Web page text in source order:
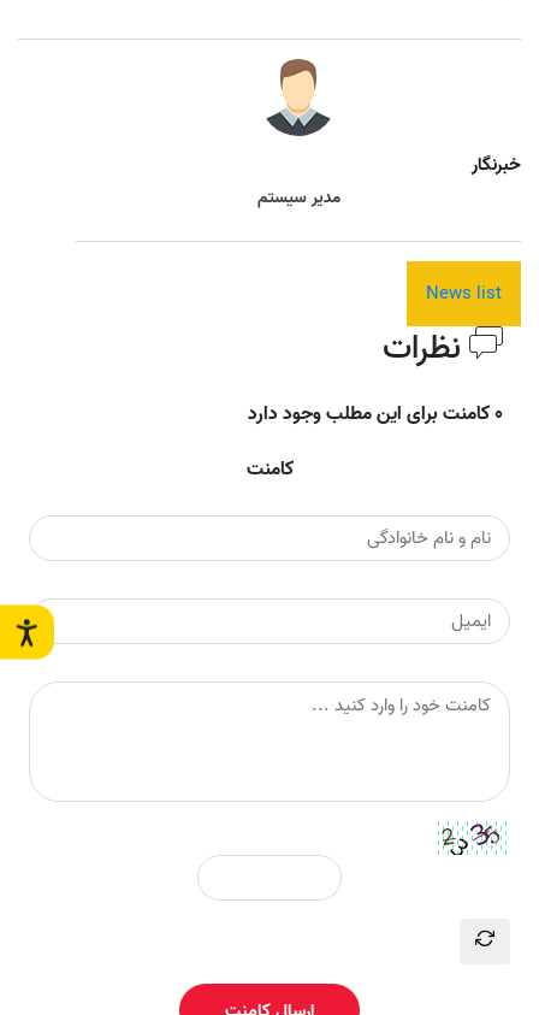
خبرنگار
مدیر سیستم
News list
نظرات
0 کامنت برای این مطلب وجود دارد
کامنت